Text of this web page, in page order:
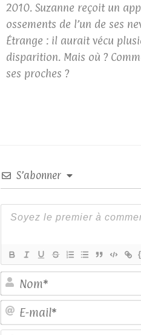
2010. Suzanne reçoit un
ossements de l’un de ses
Étrange : il aurait vécu
disparition. Mais où ?
ses proches ?
S’abonner